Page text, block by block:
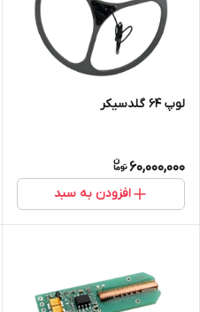
لوپ 64 گلدسیکر
60,000,000
افزودن به سبد